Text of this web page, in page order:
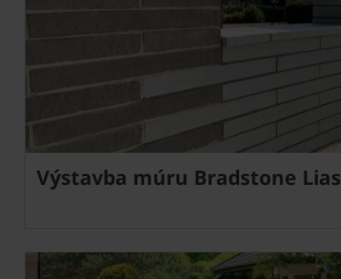
Výstavba múru Bradstone Lias